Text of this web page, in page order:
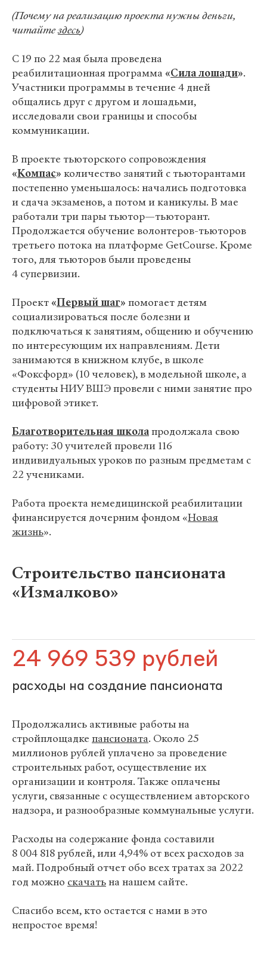
(Почему на реализацию проекта нужны деньги,
читайтездесь)
С 19 по 22 мая была проведена
реабилитационная программа «Сила лошади».
Участники программы в течение 4 дней
общались друг с другом и лошадьми,
исследовали свои границы и способы
коммуникации.
В проекте тьюторского сопровождения
«Компас» количество занятий с тьюторантами
постепенно уменьшалось: начались подготовка
и сдача экзаменов, а потом и каникулы. В мае
работали три пары тьютор—тьюторант.
Продолжается обучение волонтеров-тьюторов
третьего потока на платформе GetCourse. Кроме
того, для тьюторов были проведены
4 супервизии.
Проект«Первый шаг» помогает детям
социализироваться после болезни и
подключаться к занятиям, общению и обучению
по интересующим их направлениям. Дети
занимаются в книжном клубе, в школе
«Фоксфорд» (10 человек), в модельной школе, а
студенты НИУ ВШЭ провели с ними занятие про
цифровой этикет.
Благотворительная школапродолжала свою
работу: 30 учителей провели 116
индивидуальных уроков по разным предметам с
22 учениками.
Работа проекта немедицинской реабилитации
финансируется дочерним фондом «Новая
жизнь».
Строительство пансионата
«Измалково»
24 969 539 рублей
расходы на создание пансионата
Продолжались активные работы на
стройплощадке пансионата. Около 25
миллионов рублей уплачено за проведение
строительных работ, осуществление их
организации и контроля. Также оплачены
услуги, связанные с осуществлением авторского
надзора, и разнообразные коммунальные услуги.
Расходы на содержание фонда составили
8 004 818 рублей, или 4,94% от всех расходов за
май. Подробный отчет обо всех тратах за 2022
год можно скачатьна нашем сайте.
Спасибо всем, кто остается с нами в это
непростое время!